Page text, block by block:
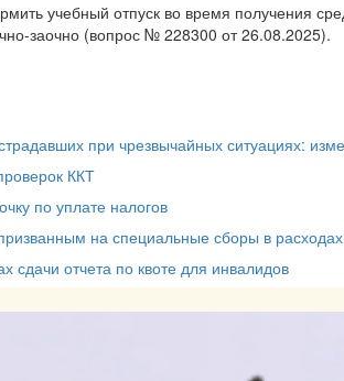
учебный отпуск во время получения
заочно (вопрос № 228300 от 26.08.2025).
при чрезвычайных ситуациях:
ККТ
по уплате налогов
на специальные сборы в
сдачи отчета по квоте для инвалидов